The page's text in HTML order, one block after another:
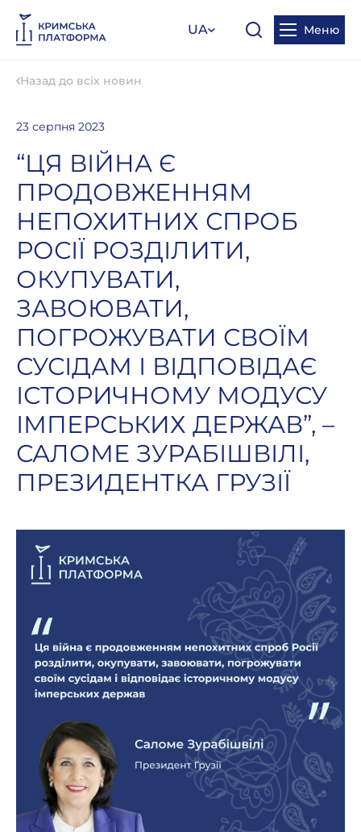
UA Меню
Назад до всіх новин
23 серпня 2023
“ЦЯ ВІЙНА Є
ПРОДОВЖЕННЯМ
НЕПОХИТНИХ СПРОБ
РОСІЇ РОЗДІЛИТИ,
ОКУПУВАТИ,
ЗАВОЮВАТИ,
ПОГРОЖУВАТИ СВОЇМ
СУСІДАМ І ВІДПОВІДАЄ
ІСТОРИЧНОМУ МОДУСУ
ІМПЕРСЬКИХ ДЕРЖАВ”, –
САЛОМЕ ЗУРАБІШВІЛІ,
ПРЕЗИДЕНТКА ГРУЗІЇ